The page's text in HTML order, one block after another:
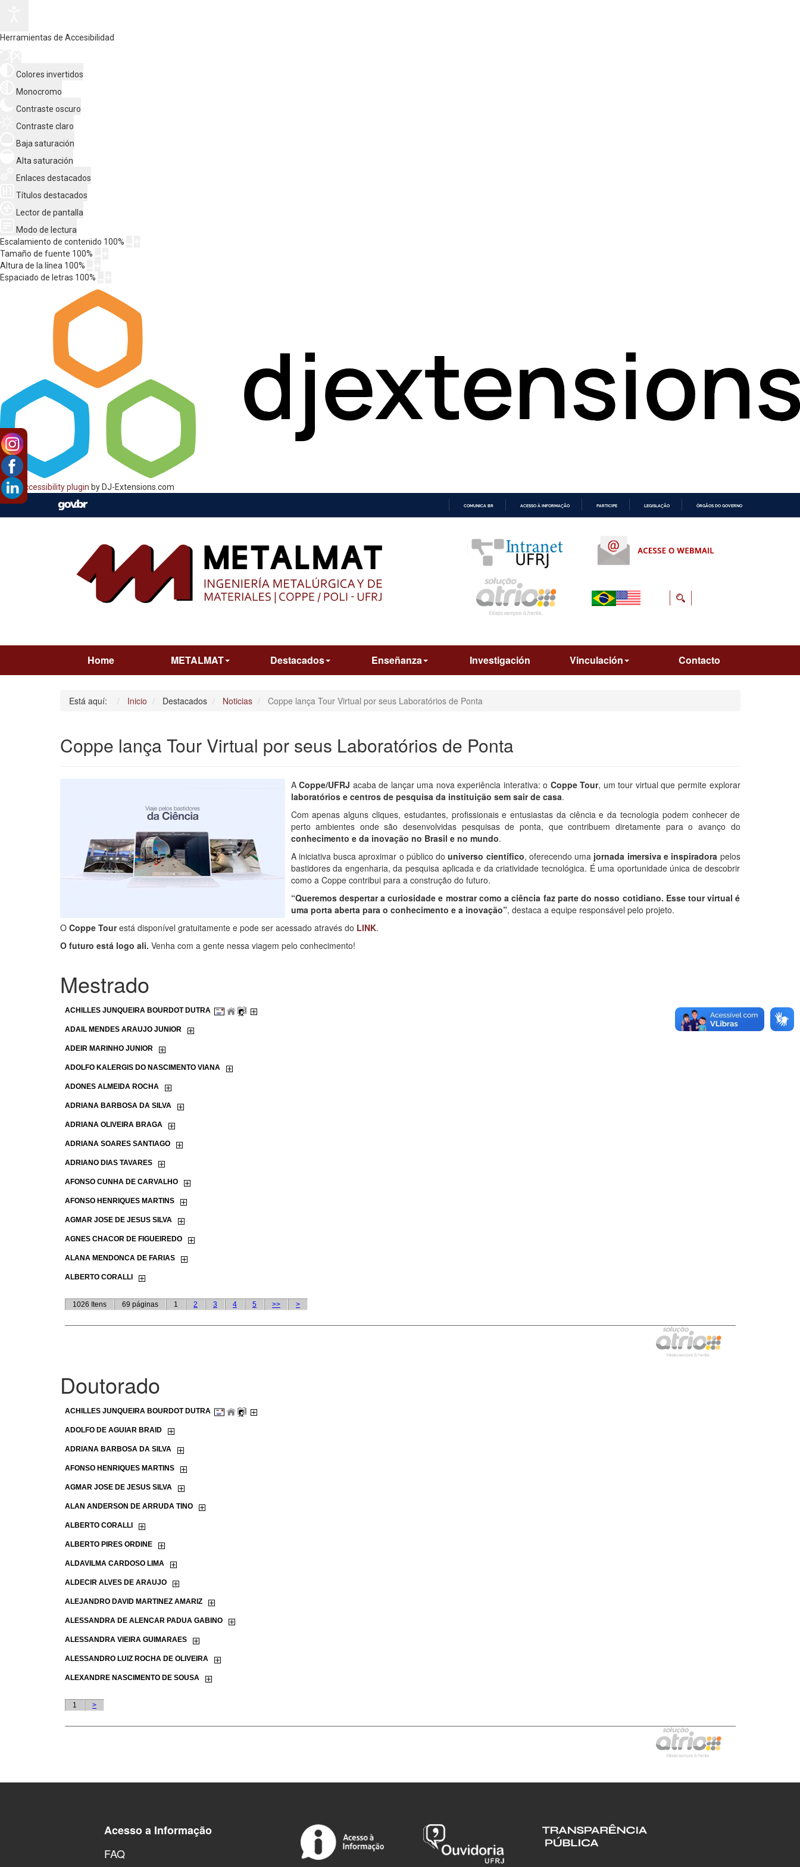
Herramientas de Accesibilidad
Colores invertidos
Monocromo
Contraste oscuro
Contraste claro
Baja saturación
Alta saturación
Enlaces destacados
Títulos destacados
Lector de pantalla
Modo de lectura
Escalamiento de contenido 100%
Tamaño de fuente 100%
Altura de la línea 100%
Espaciado de letras 100%
Web Accessibility plugin by DJ-Extensions.com
COMUNICA BR ACESSO À INFORMAÇÃO PARTICIPE LEGISLAÇÃO ÓRGÃOS DO GOVERNO
Home METALMAT Destacados Enseñanza Investigación Vinculación Contacto
Está aquí: Inicio Destacados Noticias Coppe lança Tour Virtual por seus Laboratórios de Ponta
Coppe lança Tour Virtual por seus Laboratórios de Ponta
ACoppe/UFRJ acaba de lançar uma nova experiência interativa: o Coppe Tour, um tour virtual que permite explorar
laboratórios e centros de pesquisa da instituição sem sair de casa.
Com apenas alguns cliques, estudantes, profissionais e entusiastas da ciência e da tecnologia podem conhecer de
perto ambientes onde são desenvolvidas pesquisas de ponta, que contribuem diretamente para o avanço do
conhecimento e da inovação no Brasil e no mundo.
A iniciativa busca aproximar o público douniverso científico, oferecendo uma jornada imersiva e inspiradora pelos
bastidores da engenharia, da pesquisa aplicada e da criatividade tecnológica. É uma oportunidade única de descobrir
como a Coppe contribui para a construção do futuro.
“Queremos despertar a curiosidade e mostrar como a ciência faz parte do nosso cotidiano. Esse tour virtual é
uma porta aberta para o conhecimento e a inovação”, destaca a equipe responsável pelo projeto.
O Coppe Tourestá disponível gratuitamente e pode ser acessado através do LINK.
O futuro está logo ali. Venha com a gente nessa viagem pelo conhecimento!
Mestrado
Doutorado
Acesso a Informação
FAQ